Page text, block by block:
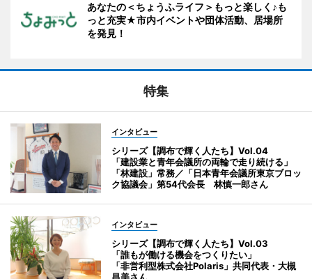
あなたの＜ちょうふライフ＞もっと楽しく♪も
っと充実★市内イベントや団体活動、居場所
を発見！
特集
インタビュー
シリーズ【調布で輝く人たち】Vol.04
「建設業と青年会議所の両輪で走り続ける」
「林建設」常務／「日本青年会議所東京ブロッ
ク協議会」第54代会長 林慎一郎さん
インタビュー
シリーズ【調布で輝く人たち】Vol.03
「誰もが働ける機会をつくりたい」
「非営利型株式会社Polaris」共同代表・大槻